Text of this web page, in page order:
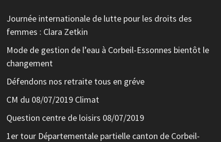
Journée internationale de lutte pour les droits des
femmes : Clara Zetkin
Mode de gestion de l’eau à Corbeil-Essonnes bientôt le
changement
Défendons nos retraite tous en gréve
CM du 08/07/2019 Climat
Question centre de loisirs 08/07/2019
1er tour Départementale partielle canton de Corbeil-